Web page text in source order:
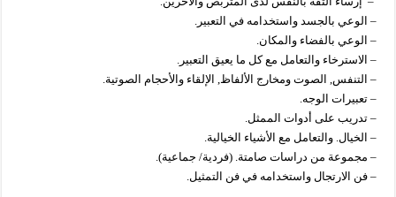
– الوعي بالجسد واستخدامه في التعبير.
– الوعي بالفضاء والمكان.
– الاسترخاء والتعامل مع كل ما يعيق التعبير.
– التنفس, الصوت ومخارج الألفاظ, الإلقاء والأحجام الصوتية.
– تعبيرات الوجه.
– تدريب على أدوات الممثل.
– الخيال. والتعامل مع الأشياء الخيالية.
– مجموعة من دراسات صامتة. (فردية/ جماعية).
– فن الارتجال واستخدامه في فن التمثيل.